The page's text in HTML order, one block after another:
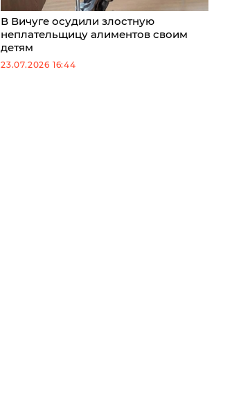
В Вичуге осудили злостную
неплательщицу алиментов своим
детям
23.07.2026 16:44